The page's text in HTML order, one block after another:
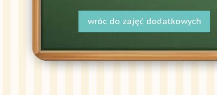
wróc do zajęć dodatkowych